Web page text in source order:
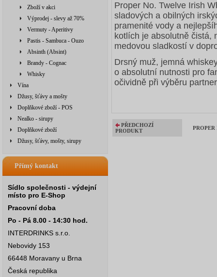
Zboží v akci
Výprodej - slevy až 70%
Vermuty - Aperitivy
Pastis - Sambuca - Ouzo
Absinth (Absint)
Brandy - Cognac
Whisky
Vína
Džusy, šťávy a mošty
Doplňkové zboží - POS
Nealko - sirupy
Doplňkové zboží
Džusy, šťávy, mošty, sirupy
Přímý kontakt
Sídlo společnosti - výdejní
místo pro E-Shop
Pracovní doba
Po - Pá 8.00 - 14:30 hod.
INTERDRINKS s.r.o.
Nebovidy 153
66448 Moravany u Brna
Česká republika
Proper No. Twelve Irish
sladových a obilných
pramenité vody a
kotlích je absolutně čistá,
medovou sladkostí v
Drsný muž, jemná
o absolutní nutnosti pro
očividně při výběru
PŘEDCHOZÍ
PRODUKT